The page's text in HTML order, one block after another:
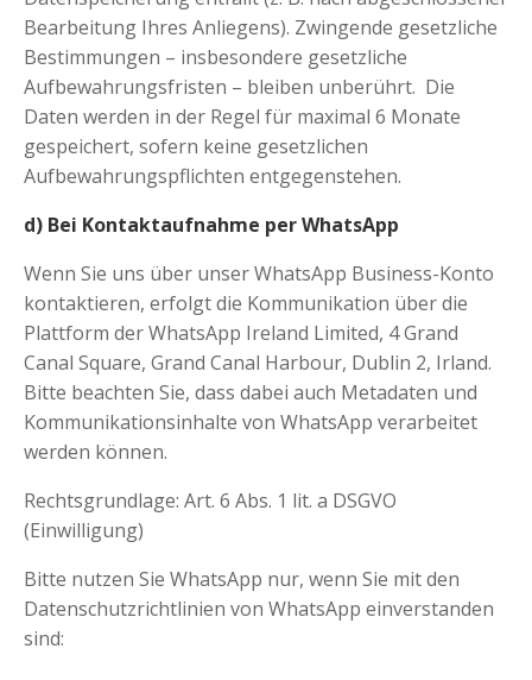
Bearbeitung Ihres Anliegens). Zwingende gesetzliche
Bestimmungen – insbesondere gesetzliche
Aufbewahrungsfristen – bleiben unberührt. Die
Daten werden in der Regel für maximal 6 Monate
gespeichert, sofern keine gesetzlichen
Aufbewahrungspflichten entgegenstehen.
d) Bei Kontaktaufnahme per WhatsApp
Wenn Sie uns über unser WhatsApp Business-Konto
kontaktieren, erfolgt die Kommunikation über die
Plattform der WhatsApp Ireland Limited, 4 Grand
Canal Square, Grand Canal Harbour, Dublin 2, Irland.
Bitte beachten Sie, dass dabei auch Metadaten und
Kommunikationsinhalte von WhatsApp verarbeitet
werden können.
Rechtsgrundlage: Art. 6 Abs. 1 lit. a DSGVO
(Einwilligung)
Bitte nutzen Sie WhatsApp nur, wenn Sie mit den
Datenschutzrichtlinien von WhatsApp einverstanden
sind: